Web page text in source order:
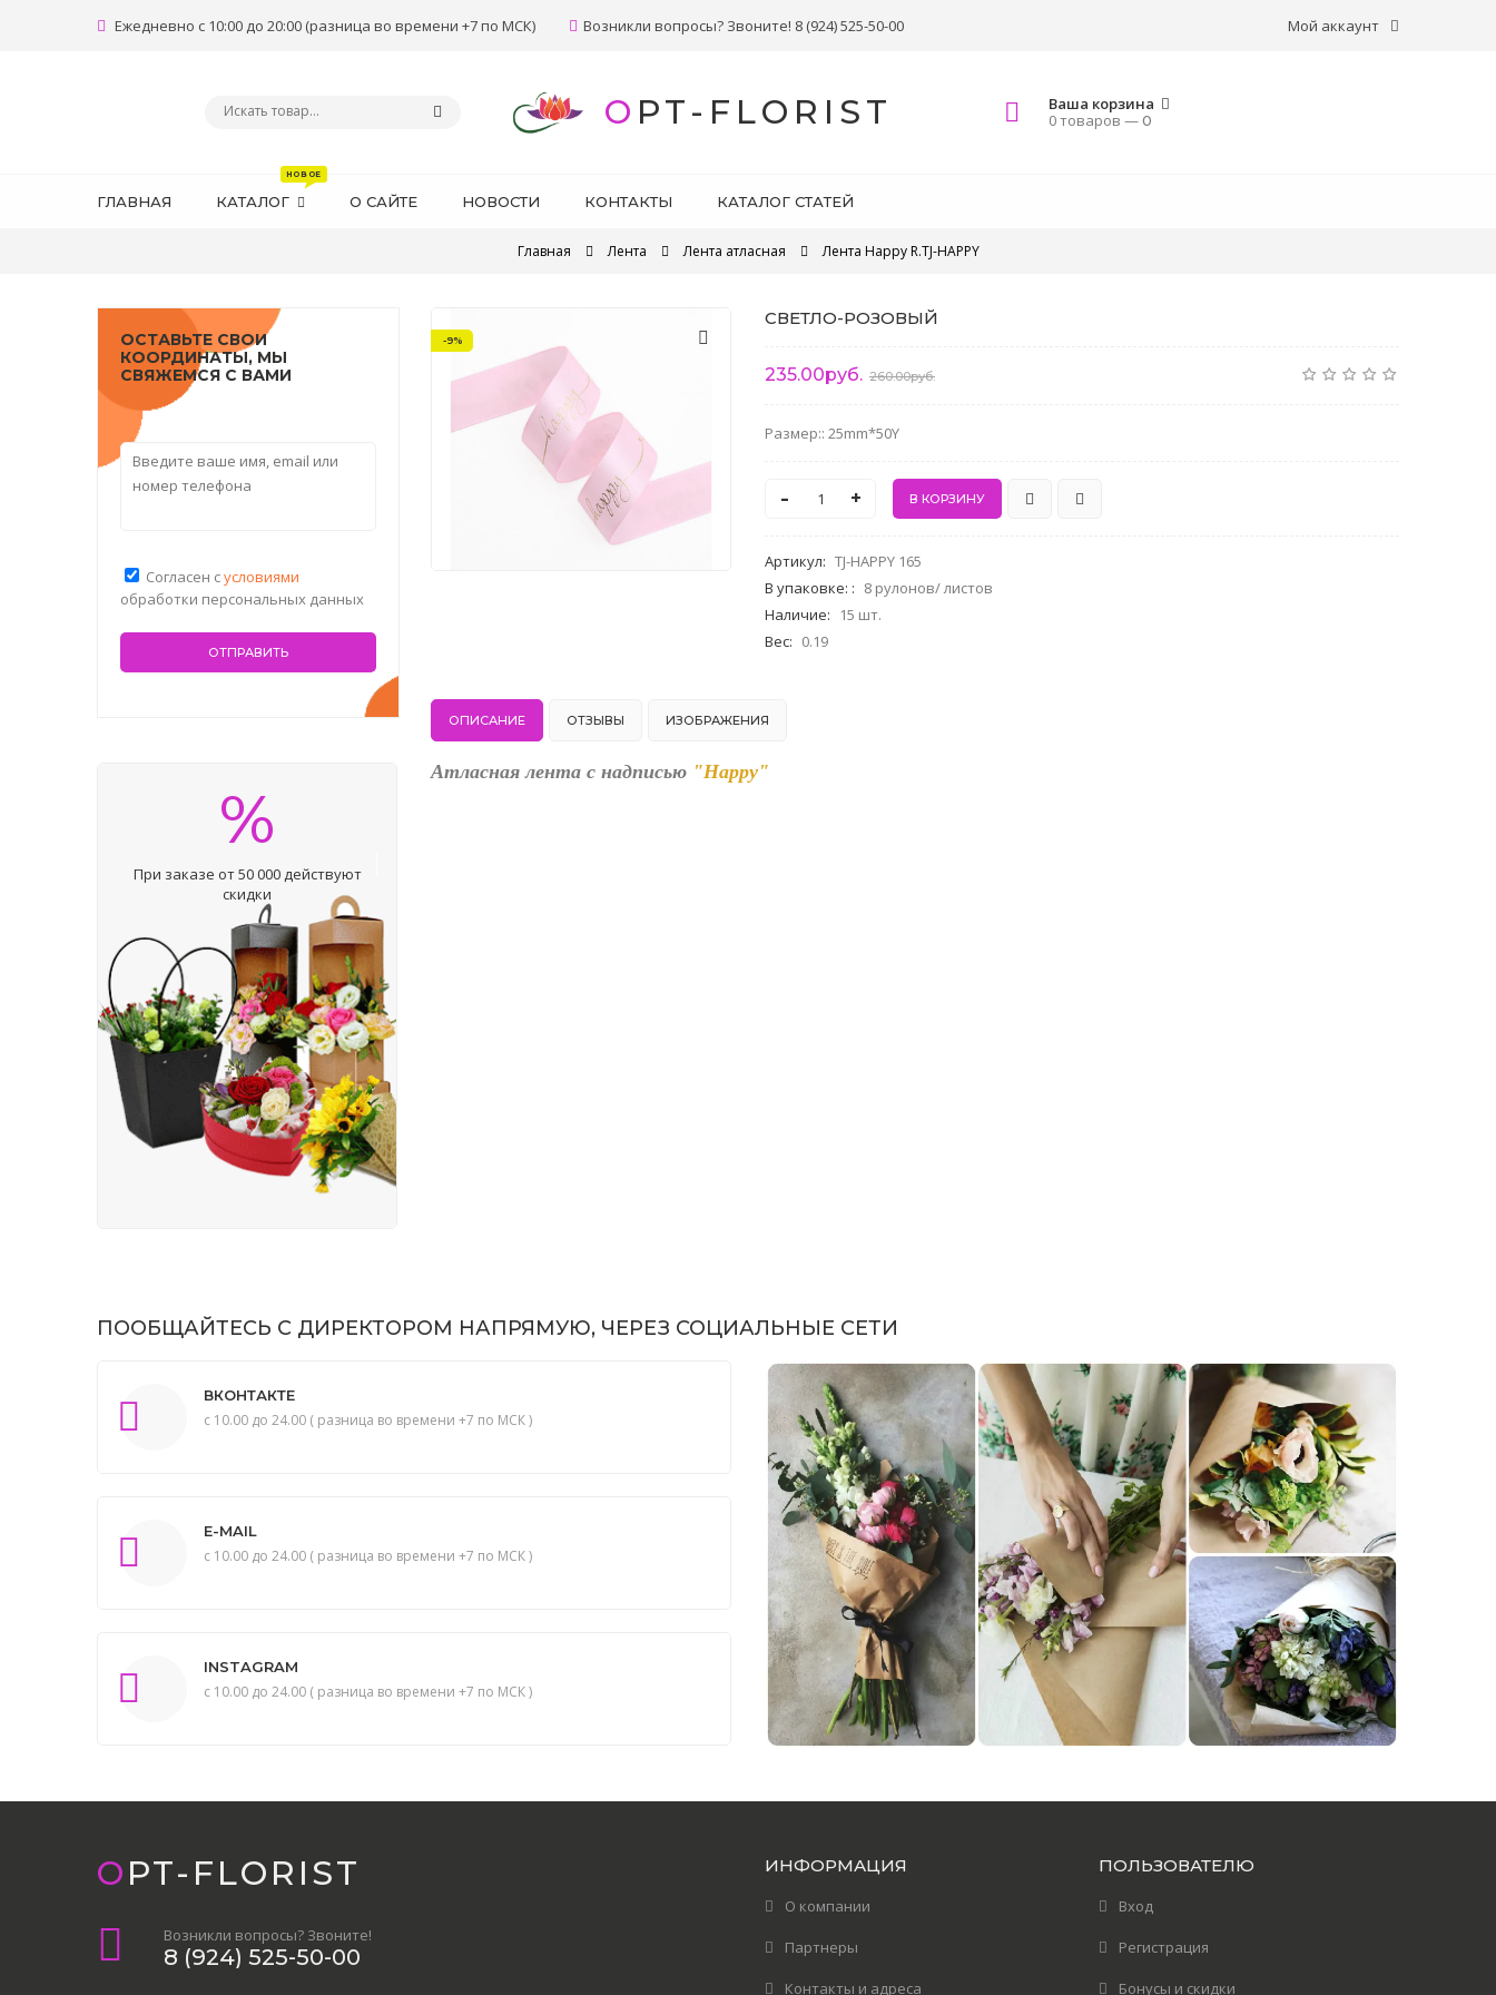
Мой аккаунт
Ежедневно с 10:00 до 20:00 (разница во времени +7 по МСК) Возникли вопросы? Звоните! 8 (924) 525-50-00
OPT-FLORIST
Ваша корзина
0 товаров —0
ГЛАВНАЯ КАТАЛОГ О САЙТЕ НОВОСТИ КОНТАКТЫ КАТАЛОГ СТАТЕЙ
Главная Лента Лента атласная Лента Happy R.TJ-HAPPY
-9%
СВЕТЛО-РОЗОВЫЙ
235.00руб. 260.00руб.
Размер:: 25mm*50Y
- +
Артикул: TJ-HAPPY 165
В упаковке: : 8 рулонов/ листов
Наличие:
15 шт.
Вес: 0.19
ОПИСАНИЕ ОТЗЫВЫ ИЗОБРАЖЕНИЯ
Атласная лента с надписью "Happy"
ОСТАВЬТЕ СВОИ
КООРДИНАТЫ, МЫ
СВЯЖЕМСЯ С ВАМИ
Согласен сусловиями
обработки персональных данных
%
При заказе от 50 000 действуют
скидки
ПООБЩАЙТЕСЬ С ДИРЕКТОРОМ НАПРЯМУЮ, ЧЕРЕЗ СОЦИАЛЬНЫЕ СЕТИ
ВКОНТАКТЕ
с 10.00 до 24.00 ( разница во времени +7 по МСК )
E-MAIL
с 10.00 до 24.00 ( разница во времени +7 по МСК )
INSTAGRAM
с 10.00 до 24.00 ( разница во времени +7 по МСК )
OPT-FLORIST
Возникли вопросы? Звоните!
8 (924) 525-50-00
ИНФОРМАЦИЯ
О компании
Партнеры
Контакты и адреса
ПОЛЬЗОВАТЕЛЮ
Вход
Регистрация
Бонусы и скидки